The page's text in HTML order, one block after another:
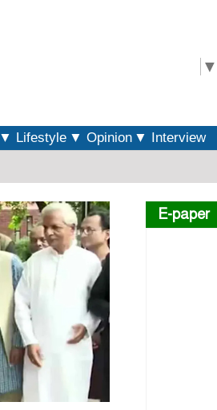
▼
▼ Lifestyle ▼ Opinion ▼ Interview
E-paper